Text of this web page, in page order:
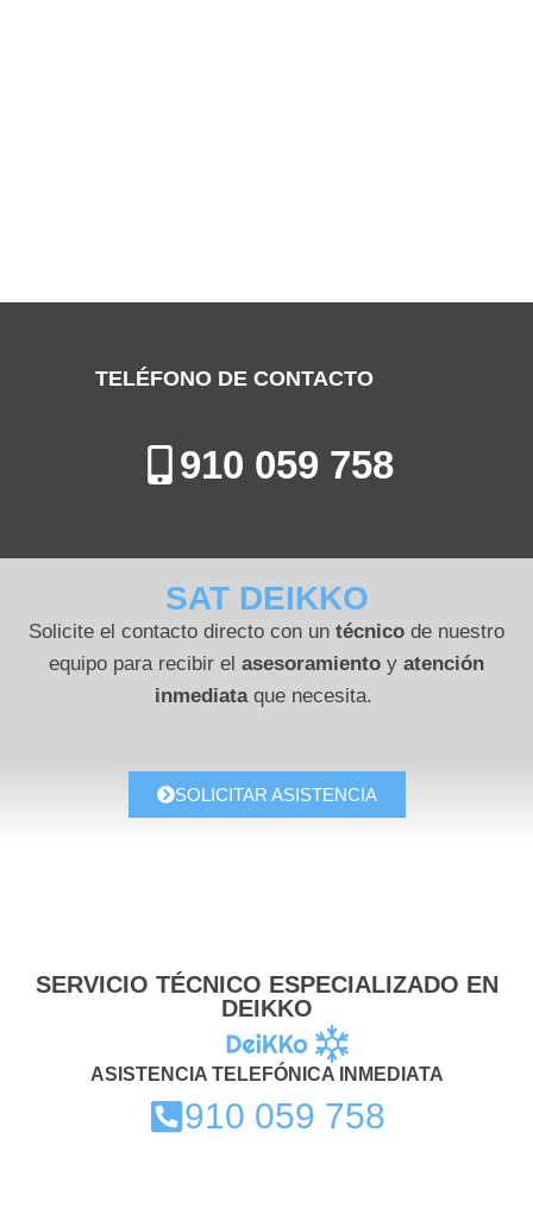
TELÉFONO DE CONTACTO
910 059 758
SAT DEIKKO
Solicite el contacto directo con un técnico de nuestro
equipo para recibir el asesoramiento y atención
inmediataque necesita.
SOLICITAR ASISTENCIA
SERVICIO TÉCNICO ESPECIALIZADO EN
DEIKKO
ASISTENCIA TELEFÓNICA INMEDIATA
910 059 758